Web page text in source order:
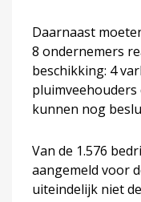
Daarnaast
8 ondernemers
beschikking: 4
pluimveehouders
kunnen nog
Van de 1.576
aangemeld voor
uiteindelijk niet